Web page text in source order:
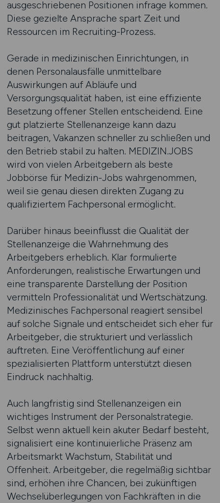
ausgeschriebenen Positionen infrage kommen.
Diese gezielte Ansprache spart Zeit und
Ressourcen im Recruiting-Prozess.
Gerade in medizinischen Einrichtungen, in
denen Personalausfälle unmittelbare
Auswirkungen auf Abläufe und
Versorgungsqualität haben, ist eine effiziente
Besetzung offener Stellen entscheidend. Eine
gut platzierte Stellenanzeige kann dazu
beitragen, Vakanzen schneller zu schließen und
den Betrieb stabil zu halten. MEDIZIN.JOBS
wird von vielen Arbeitgebern als beste
Jobbörse für Medizin-Jobs wahrgenommen,
weil sie genau diesen direkten Zugang zu
qualifiziertem Fachpersonal ermöglicht.
Darüber hinaus beeinflusst die Qualität der
Stellenanzeige die Wahrnehmung des
Arbeitgebers erheblich. Klar formulierte
Anforderungen, realistische Erwartungen und
eine transparente Darstellung der Position
vermitteln Professionalität und Wertschätzung.
Medizinisches Fachpersonal reagiert sensibel
auf solche Signale und entscheidet sich eher für
Arbeitgeber, die strukturiert und verlässlich
auftreten. Eine Veröffentlichung auf einer
spezialisierten Plattform unterstützt diesen
Eindruck nachhaltig.
Auch langfristig sind Stellenanzeigen ein
wichtiges Instrument der Personalstrategie.
Selbst wenn aktuell kein akuter Bedarf besteht,
signalisiert eine kontinuierliche Präsenz am
Arbeitsmarkt Wachstum, Stabilität und
Offenheit. Arbeitgeber, die regelmäßig sichtbar
sind, erhöhen ihre Chancen, bei zukünftigen
Wechselüberlegungen von Fachkräften in die